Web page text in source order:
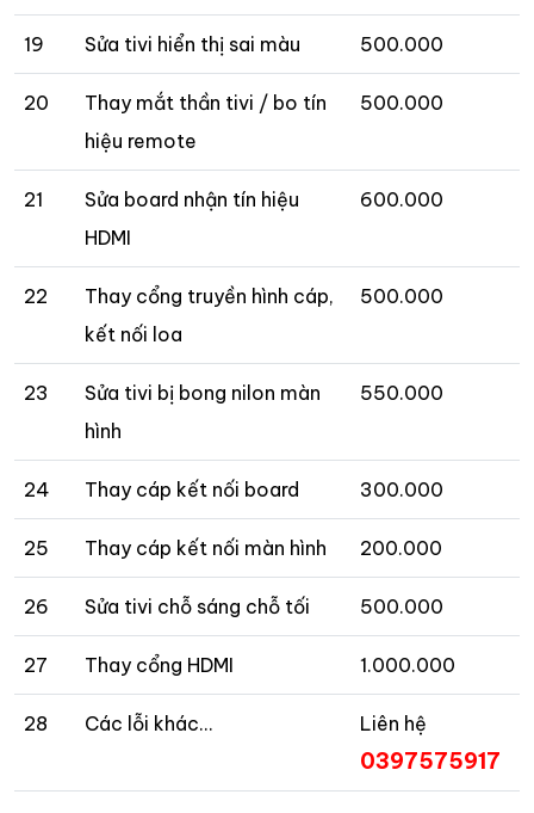
19 Sửa tivi hiển thị sai màu 500.000
20
Thay mắt thần tivi / bo tín
hiệu remote
500.000
21
Sửa board nhận tín hiệu
HDMI
600.000
22
Thay cổng truyền hình cáp,
kết nối loa
500.000
23
Sửa tivi bị bong nilon màn
hình
550.000
24 Thay cáp kết nối board 300.000
25 Thay cáp kết nối màn hình 200.000
26 Sửa tivi chỗ sáng chỗ tối 500.000
27 Thay cổng HDMI 1.000.000
28 Các lỗi khác… Liên hệ
0397575917